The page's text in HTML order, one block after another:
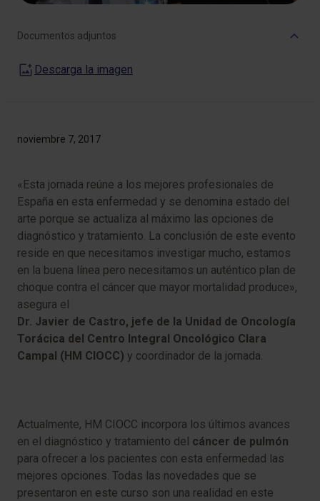
noviembre 7, 2017
«Esta jornada reúne a los mejores profesionales de
España en esta enfermedad y se denomina estado del
arte porque se actualiza al máximo las opciones de
diagnóstico y tratamiento. La conclusión de este evento
reside en que necesitamos investigar mucho, estamos
en la buena línea pero necesitamos un auténtico plan de
choque contra el cáncer que mayor mortalidad produce»,
asegura el
Dr. Javier de Castro, jefe de la Unidad de Oncología
Torácica del Centro Integral Oncológico Clara
Campal (HM CIOCC) y coordinador de la jornada.
Actualmente, HM CIOCC incorpora los últimos avances
en el diagnóstico y tratamiento del cáncer de pulmón
para ofrecer a los pacientes con esta enfermedad las
mejores opciones. Todas las novedades que se
presentaron en este curso son una realidad en este
Documentos adjuntos
Descarga la imagen